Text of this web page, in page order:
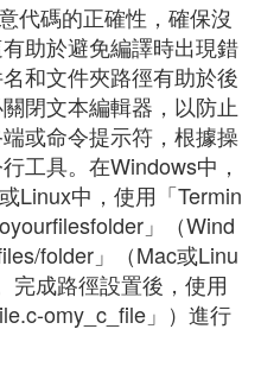
代碼的正確性，確保沒
助於避免編譯時出現錯
和文件夾路徑有助於後
閉文本編輯器，以防止
或命令提示符，根據操
工具。在Windows中，
Linux中，使用「Termin
」（Wind
folder」（Mac或Linu
完成路徑設置後，使用
omy_c_file」）進行